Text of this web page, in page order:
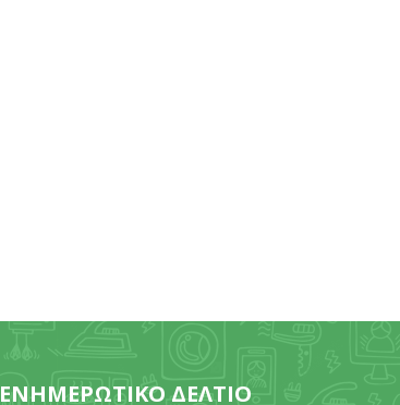
ΕΝΗΜΕΡΩΤΙΚΌ ΔΕΛΤΊΟ